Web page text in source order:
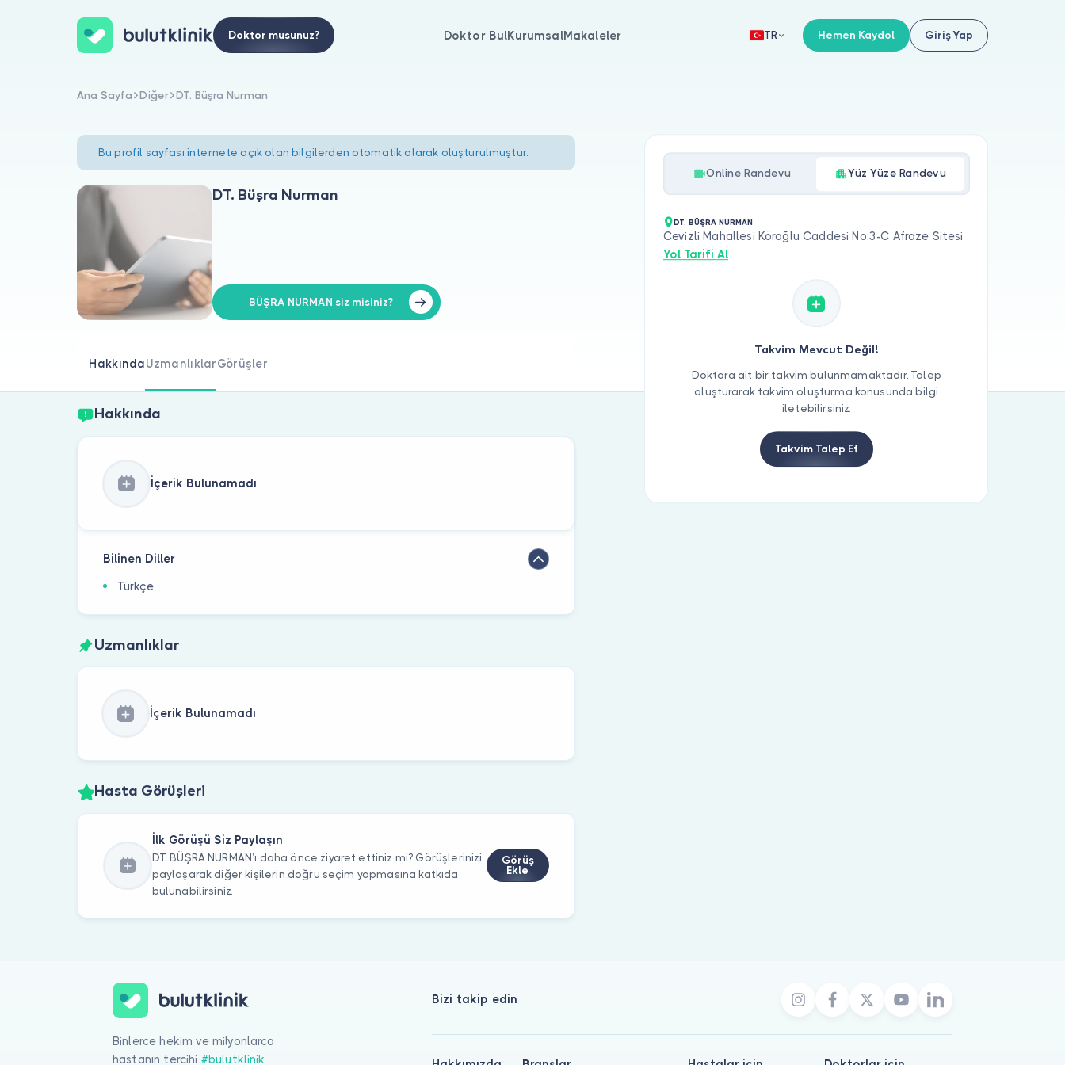
Doktor musunuz? Doktor BulKurumsalMakaleler TR Hemen Kaydol Giriş Yap
Ana Sayfa Diğer DT. Büşra Nurman
Bu profil sayfası internete açık olan bilgilerden otomatik olarak oluşturulmuştur.
DT. Büşra Nurman
BÜŞRA NURMAN siz misiniz?
HakkındaUzmanlıklarGörüşler
Hakkında
İçerik Bulunamadı
Bilinen Diller
Türkçe
Uzmanlıklar
İçerik Bulunamadı
Hasta Görüşleri
İlk Görüşü Siz Paylaşın
DT. BÜŞRA NURMAN’ı daha önce ziyaret ettiniz mi? Görüşlerinizi
paylaşarak diğer kişilerin doğru seçim yapmasına katkıda
bulunabilirsiniz.
Görüş
Ekle
Online Randevu Yüz Yüze Randevu
DT. BÜŞRA NURMAN
Cevizli Mahallesi Köroğlu Caddesi No:3-C Afraze Sitesi
Yol Tarifi Al
Takvim Mevcut Değil!
Doktora ait bir takvim bulunmamaktadır. Talep
oluşturarak takvim oluşturma konusunda bilgi
iletebilirsiniz.
Takvim Talep Et
Binlerce hekim ve milyonlarca
hastanın tercihi #bulutklinik
Bizi takip edin